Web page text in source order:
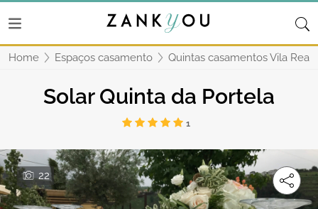
Home Espaços casamento Quintas casamentos Vila Real
Solar Quinta da Portela
1
22